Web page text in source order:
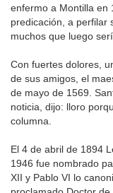
enfermo a Montilla en
predicación, a perfilar
muchos que luego
Con fuertes dolores,
de sus amigos, el
de mayo de 1569.
noticia, dijo: lloro
columna.
El 4 de abril de 1894
1946 fue nombrado
XII y Pablo VI lo